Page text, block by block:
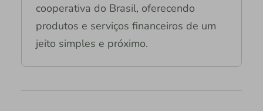
cooperativa do Brasil, oferecendo
produtos e serviços financeiros de um
jeito simples e próximo.